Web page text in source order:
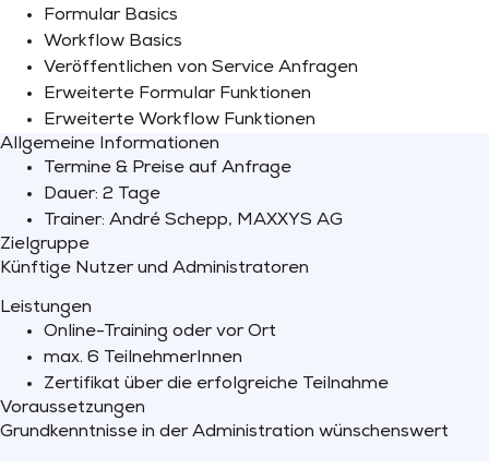
Formular Basics
Workflow Basics
Veröffentlichen von Service Anfragen
Erweiterte Formular Funktionen
Erweiterte Workflow Funktionen
Allgemeine Informationen
Termine & Preise auf Anfrage
Dauer: 2 Tage
Trainer: André Schepp, MAXXYS AG
Zielgruppe
Künftige Nutzer und Administratoren
Leistungen
Online-Training oder vor Ort
max. 6 TeilnehmerInnen
Zertifikat über die erfolgreiche Teilnahme
Voraussetzungen
Grundkenntnisse in der Administration wünschenswert